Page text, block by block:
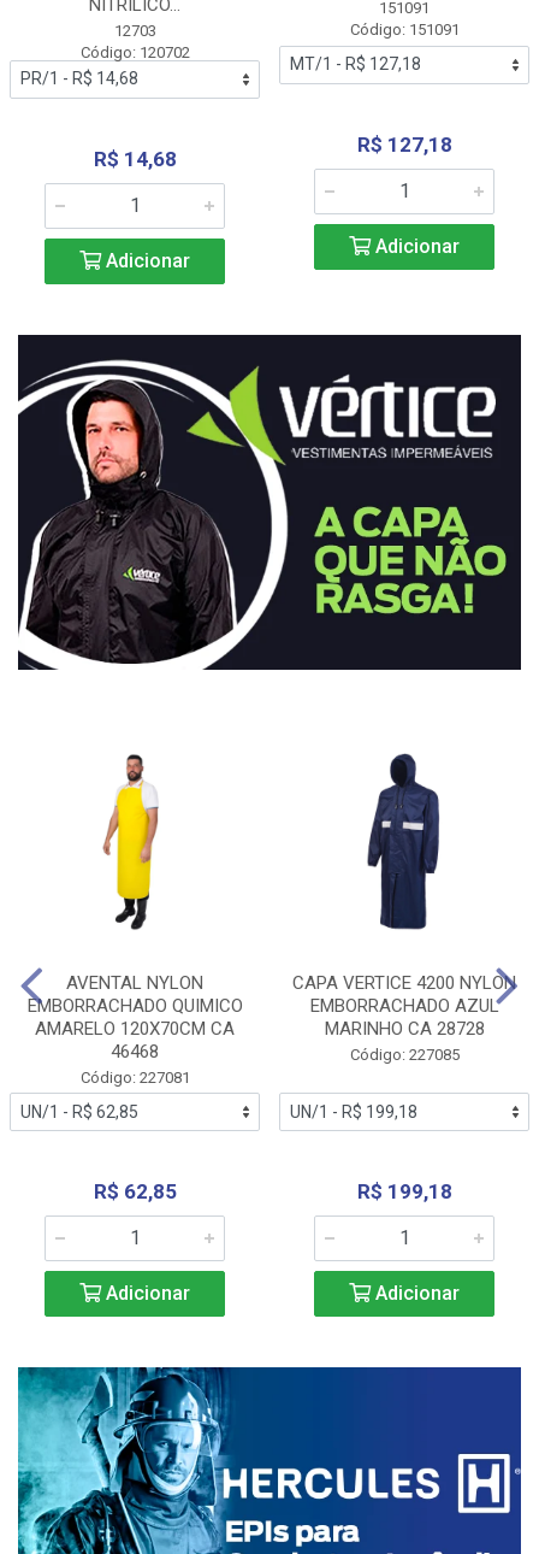
NITRÍLICO...
12703
Código: 120702
R$ 14,68
Adicionar
151091
Código: 151091
R$ 127,18
Adicionar
AVENTAL NYLON
EMBORRACHADO QUIMICO
AMARELO 120X70CM CA
46468
Código: 227081
R$ 62,85
Adicionar
CAPA VERTICE 4200 NYLON
EMBORRACHADO AZUL
MARINHO CA 28728
Código: 227085
R$ 199,18
Adicionar